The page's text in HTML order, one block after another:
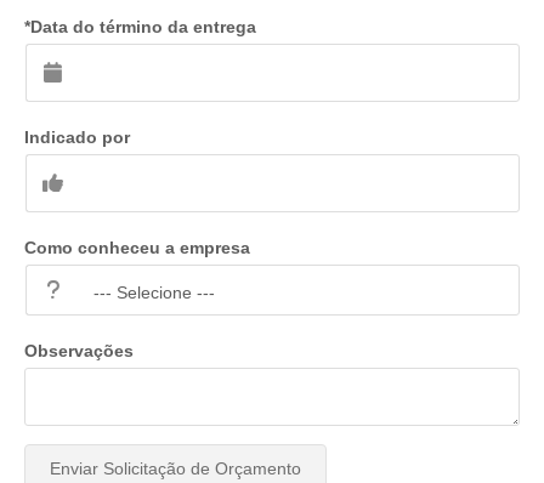
*Data do término da entrega
Indicado por
Como conheceu a empresa
Observações
Enviar Solicitação de Orçamento